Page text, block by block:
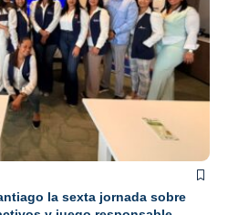
la sexta jornada sobre